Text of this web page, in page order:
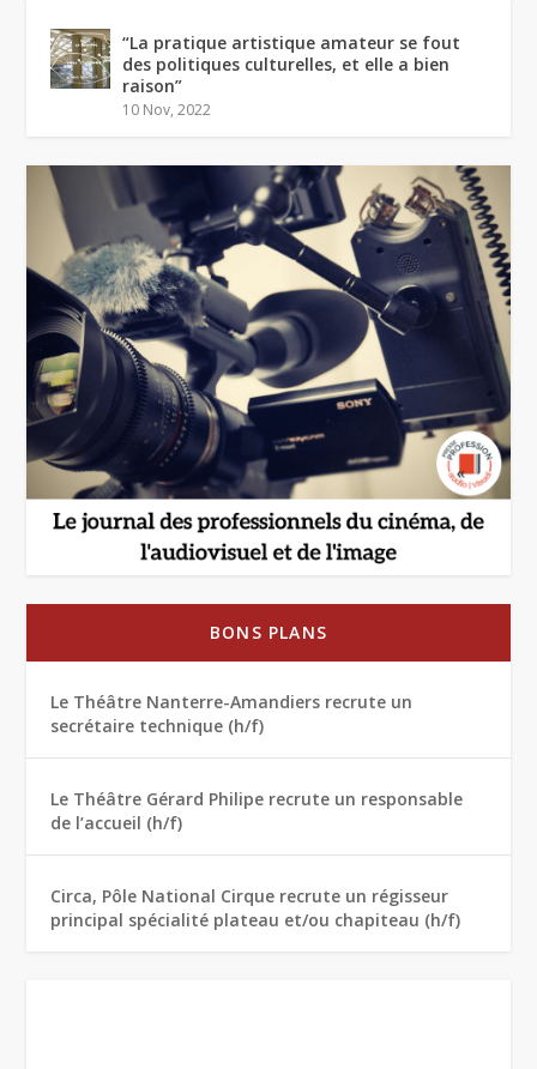
“La pratique artistique amateur se fout
des politiques culturelles, et elle a bien
raison”
10 Nov, 2022
BONS PLANS
Le Théâtre Nanterre-Amandiers recrute un
secrétaire technique (h/f)
Le Théâtre Gérard Philipe recrute un responsable
de l’accueil (h/f)
Circa, Pôle National Cirque recrute un régisseur
principal spécialité plateau et/ou chapiteau (h/f)